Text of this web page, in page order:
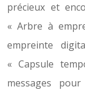
précieux et
« Arbre à
empreinte
« Capsule
messages